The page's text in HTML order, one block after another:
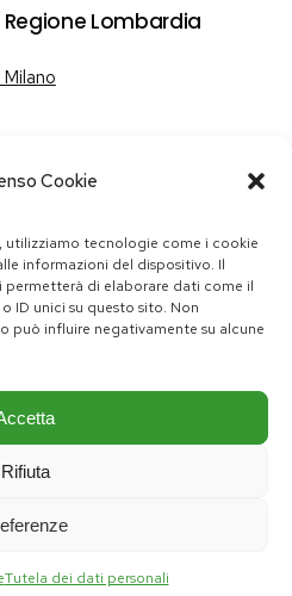
Cookie
utilizziamo tecnologie come i cookie
informazioni del dispositivo. Il
permetterà di elaborare dati come il
ID unici su questo sito. Non
può influire negativamente su alcune
Rifiuta
Tutela dei dati personali
Regione Lombardia
Politica sui cookie
Pagina Youtube Gruppo PD Lombardia